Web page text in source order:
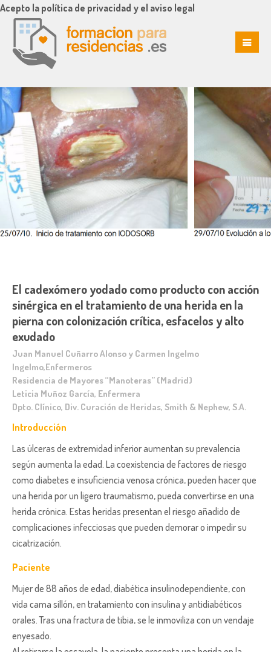
El cadexómero yodado como producto con acción
sinérgica en el tratamiento de una herida en la
pierna con colonización crítica, esfacelos y alto
exudado
Juan Manuel Cuñarro Alonso y Carmen Ingelmo
Ingelmo,Enfermeros
Residencia de Mayores “Manoteras” (Madrid)
Leticia Muñoz García, Enfermera
Dpto. Clínico, Div. Curación de Heridas, Smith & Nephew, S.A.
Introducción
Las úlceras de extremidad inferior aumentan su prevalencia
según aumenta la edad. La coexistencia de factores de riesgo
como diabetes e insuficiencia venosa crónica, pueden hacer que
una herida por un ligero traumatismo, pueda convertirse en una
herida crónica. Estas heridas presentan el riesgo añadido de
complicaciones infecciosas que pueden demorar o impedir su
cicatrización.
Paciente
Mujer de 88 años de edad, diabética insulinodependiente, con
vida cama sillón, en tratamiento con insulina y antidiabéticos
orales. Tras una fractura de tibia, se le inmoviliza con un vendaje
enyesado.
Acepto la política de privacidad y el aviso legal